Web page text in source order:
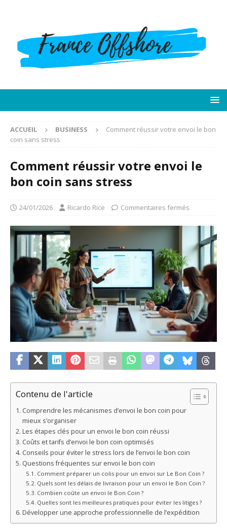
ACCUEIL BUSINESS
Comment réussir votre envoi le bon
coin sans stress
Comment réussir votre envoi le
bon coin sans stress
24/01/2026 Ricardo Rice Commentaires fermés
Contenu de l'article
Comprendre les mécanismes d’envoi le bon coin pour
mieux s’organiser
Les étapes clés pour un envoi le bon coin réussi
Coûts et tarifs d’envoi le bon coin optimisés
Conseils pour éviter le stress lors de l’envoi le bon coin
Questions fréquentes sur envoi le bon coin
Comment préparer un colis pour un envoi sur Le Bon Coin ?
Quels sont les délais de livraison pour un envoi le Bon Coin ?
Combien coûte un envoi le Bon Coin ?
Quelles sont les meilleures pratiques pour éviter les litiges ?
Développer une approche professionnelle de l’expédition